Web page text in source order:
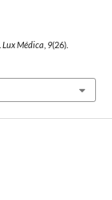
Lux Médica 9(26).